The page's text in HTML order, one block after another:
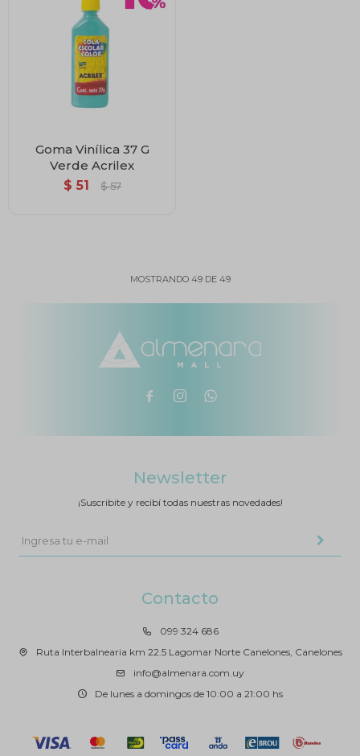
Goma Vinílica 37 G
Verde Acrilex
$ 51 $ 57
MOSTRANDO 49DE 49
  
Contacto
099 324 686
Ruta Interbalnearia km 22.5 Lagomar Norte Canelones, Canelones
info@almenara.com.uy
De lunes a domingos de 10:00 a 21:00 hs
Newsletter
¡Suscribite y recibí todas nuestras novedades!